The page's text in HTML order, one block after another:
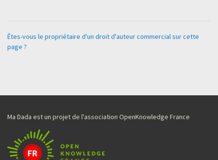
Êtes-vous le propriétaire d'un droit d'auteur commercial sur cette
page ?
Ma Dada est un projet de l'association OpenKnowledge France